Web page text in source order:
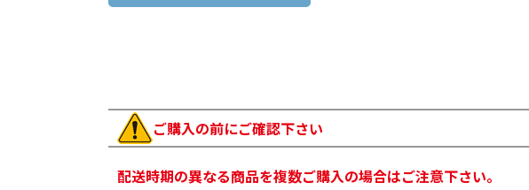
ご購入の前にご確認下さい
配送時期の異なる商品を複数ご購入の場合はご注意下さい。